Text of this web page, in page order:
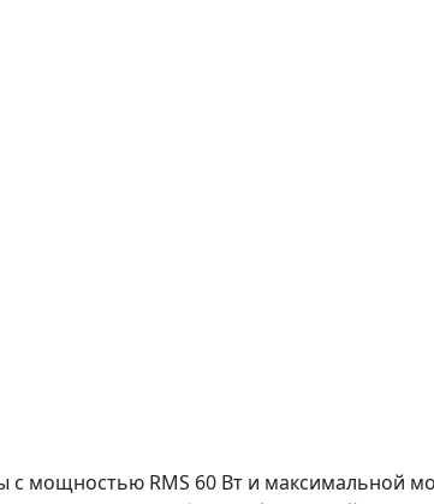
с мощностью RMS 60 Вт и максимальной